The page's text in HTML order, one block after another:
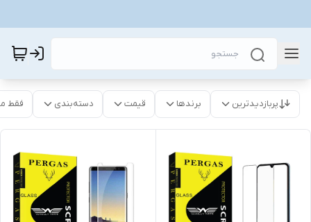
پربازدیدترین برندها قیمت دسته‌بندی فقط